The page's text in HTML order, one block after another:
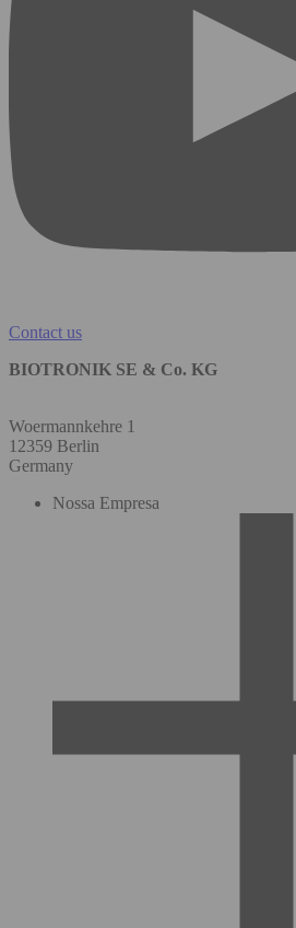
Contact us
BIOTRONIK SE & Co. KG
Woermannkehre 1
12359 Berlin
Germany
Nossa Empresa